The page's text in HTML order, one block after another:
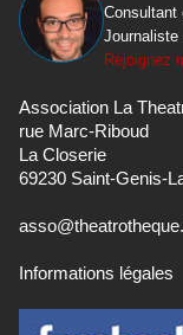
Consultant
Journaliste
Rejoignez
Association La
rue Marc-Riboud
La Closerie
69230 Saint-Genis-
Informations légales